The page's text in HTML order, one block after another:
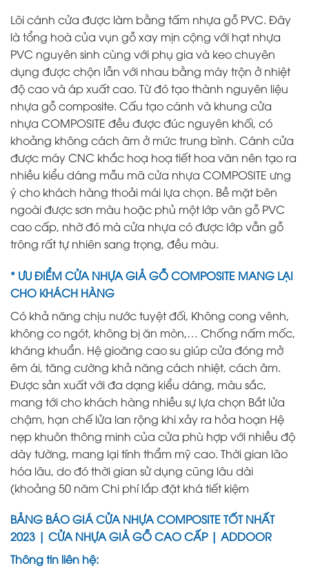
Lõi cánh cửa được làm bằng tấm nhựa gỗ PVC. Đây
là tổng hoà của vụn gỗ xay mịn cộng với hạt nhựa
PVC nguyên sinh cùng với phụ gia và keo chuyên
dụng được chộn lẫn với nhau bằng máy trộn ở nhiệt
độ cao và áp xuất cao. Từ đó tạo thành nguyên liệu
nhựa gỗ composite. Cấu tạo cánh và khung cửa
nhựa COMPOSITE đều được đúc nguyên khối, có
khoảng không cách âm ở mức trung bình. Cánh cửa
được máy CNC khắc hoạ hoạ tiết hoa văn nên tạo ra
nhiều kiểu dáng mẫu mã cửa nhựa COMPOSITE ưng
ý cho khách hàng thoải mái lựa chọn. Bề mặt bên
ngoài được sơn màu hoặc phủ một lớp vân gỗ PVC
cao cấp, nhờ đó mà cửa nhựa có được lớp vẫn gỗ
trông rất tự nhiên sang trọng, đều màu.
* ƯU ĐIỂM CỬA NHỰA GIẢ GỖ COMPOSITE MANG LẠI
CHO KHÁCH HÀNG
Có khả năng chịu nước tuyệt đối, Không cong vênh,
không co ngót, không bị ăn mòn,… Chống nấm mốc,
kháng khuẩn. Hệ gioăng cao su giúp cửa đóng mở
êm ái, tăng cường khả năng cách nhiệt, cách âm.
Được sản xuất với đa dạng kiểu dáng, màu sắc,
mang tới cho khách hàng nhiều sự lựa chọn Bắt lửa
chậm, hạn chế lửa lan rộng khi xảy ra hỏa hoạn Hệ
nẹp khuôn thông minh của cửa phù hợp với nhiều độ
dày tường, mang lại tính thẩm mỹ cao. Thời gian lão
hóa lâu, do đó thời gian sử dụng cũng lâu dài
(khoảng 50 năm Chi phí lắp đặt khá tiết kiệm
BẢNG BÁO GIÁ CỬA NHỰA COMPOSITE TỐT NHẤT
2023 | CỬA NHỰA GIẢ GỖ CAO CẤP | ADDOOR
Thông tin liên hệ: